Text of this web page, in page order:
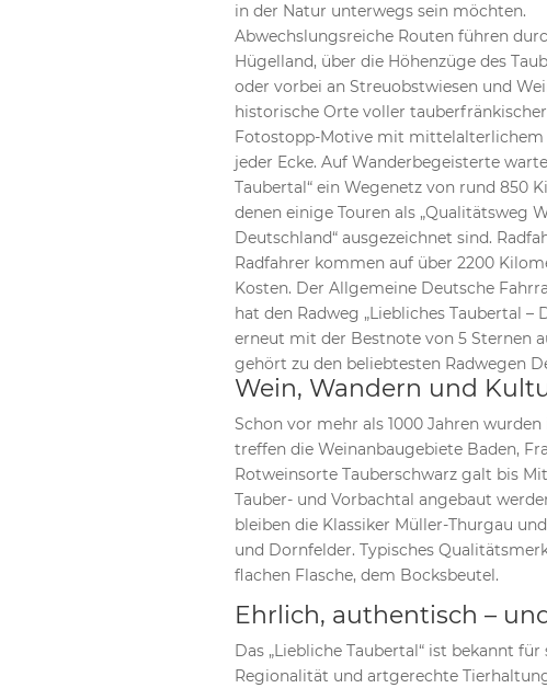
in der Natur unterwegs sein möchten.
Abwechslungsreiche Routen führen
Hügelland, über die Höhenzüge des
oder vorbei an Streuobstwiesen und
historische Orte voller
Fotostopp-Motive mit mittelalterlichem
jeder Ecke. Auf Wanderbegeisterte
Taubertal“ ein Wegenetz von rund 850
denen einige Touren als „Qualitätsweg
Deutschland“ ausgezeichnet sind.
Radfahrer kommen auf über 2200
Kosten. Der Allgemeine Deutsche
hat den Radweg „Liebliches Taubertal –
erneut mit der Bestnote von 5 Sternen
gehört zu den beliebtesten Radwegen
Wein, Wandern und
Schon vor mehr als 1000 Jahren
treffen die Weinanbaugebiete Baden,
Rotweinsorte Tauberschwarz galt bis
Tauber- und Vorbachtal angebaut
bleiben die Klassiker Müller-Thurgau
und Dornfelder. Typisches
flachen Flasche, dem Bocksbeutel.
Ehrlich, authentisch –
Das „Liebliche Taubertal“ ist bekannt
Regionalität und artgerechte